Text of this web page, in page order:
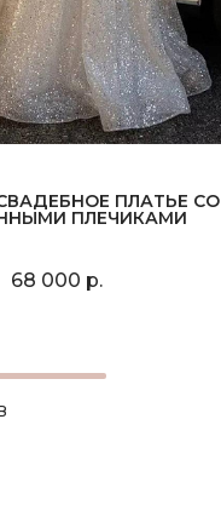
ПЛАТЬЕ СО
ПЛЕЧИКАМИ
68 000 р.